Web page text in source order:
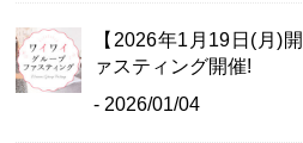
【2026年1月19日(月)
ァスティング開催!
- 2026/01/04